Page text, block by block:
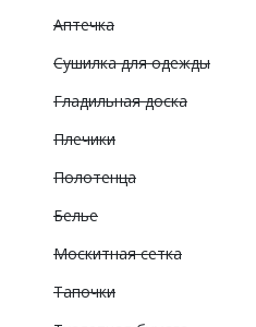
Аптечка
Сушилка для одежды
Гладильная доска
Плечики
Полотенца
Белье
Москитная сетка
Тапочки